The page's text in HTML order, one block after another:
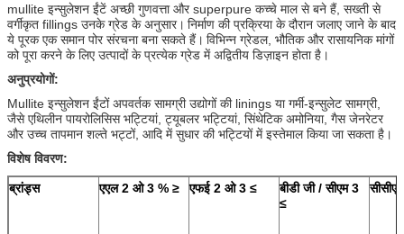
mullite इन्सुलेशन ईंटें अच्छी गुणवत्ता और superpure कच्चे माल से बने हैं, सख्ती से
वर्गीकृत fillings उनके ग्रेड के अनुसार। निर्माण की प्रक्रिया के दौरान जलाए जाने के बाद
ये पूरक एक समान पोर संरचना बना सकते हैं। विभिन्न ग्रेडल, भौतिक और रासायनिक मांगों
को पूरा करने के लिए उत्पादों के प्रत्येक ग्रेड में अद्वितीय डिज़ाइन होता है।
अनुप्रयोगों:
Mullite इन्सुलेशन ईंटों अपवर्तक सामग्री उद्योगों की linings या गर्मी-इन्सुलेट सामग्री,
जैसे एथिलीन पायरोलिसिस भट्टियां, ट्यूबलर भट्टियां, सिंथेटिक अमोनिया, गैस जेनरेटर
और उच्च तापमान शल्ते भट्टों, आदि में सुधार की भट्टियों में इस्तेमाल किया जा सकता है।
विशेष विवरण:
ब्रांड्स एएल 2 ओ 3 % ≥ एफई 2 ओ 3 ≤ बीडी जी / सीएम 3
≤